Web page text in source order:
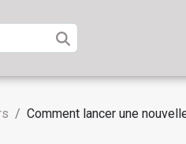
Comment lancer une